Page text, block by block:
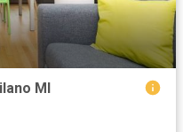
MI